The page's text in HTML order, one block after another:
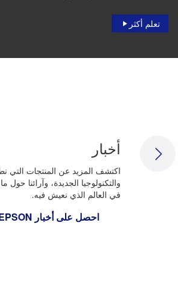
تعلم أكثر
أخبار
اكتشف المزيد عن المنتجات التي
والتكنولوجيا الجديدة، وآرائنا حول
في العالم الذي نعيش فيه.
احصل على أخبار EPSON
NEXT SLIDE